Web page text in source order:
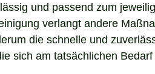
und passend zum
verlangt andere
die schnelle und
sich am tatsächlichen